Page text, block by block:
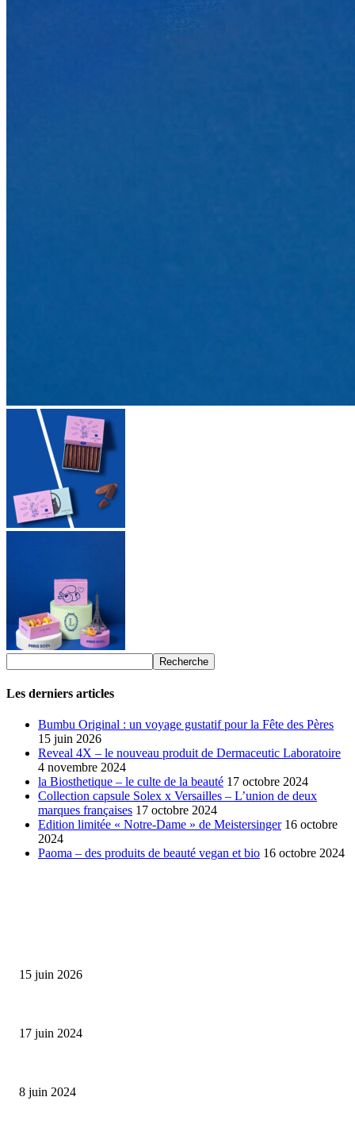
Les derniers articles
Bumbu Original : un voyage gustatif pour la Fête des Pères
15 juin 2026
Reveal 4X – le nouveau produit de Dermaceutic Laboratoire
4 novembre 2024
la Biosthetique – le culte de la beauté 17 octobre 2024
Collection capsule Solex x Versailles – L’union de deux
marques françaises 17 octobre 2024
Edition limitée « Notre-Dame » de Meistersinger 16 octobre
2024
Paoma – des produits de beauté vegan et bio 16 octobre 2024
15 juin 2026
17 juin 2024
8 juin 2024